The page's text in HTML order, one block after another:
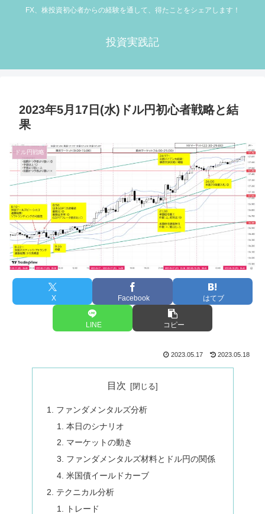
FX、株投資初心者からの経験を通して、得たことをシェアします！
投資実践記
2023年5月17日(水)ドル円初心者戦略と結
果
ドル円戦略
X Facebook はてブ
LINE コピー
2023.05.17 2023.05.18
目次
ファンダメンタルズ分析
本日のシナリオ
マーケットの動き
ファンダメンタルズ材料とドル円の関係
米国債イールドカーブ
テクニカル分析
トレード